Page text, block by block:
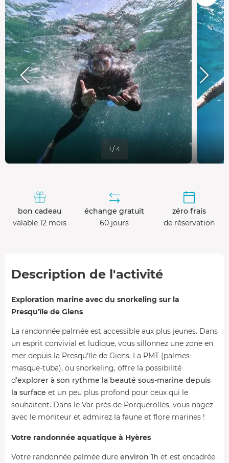
1 / 4
bon cadeau
valable 12 mois
échange gratuit
60 jours
zéro frais
de réservation
Description de l'activité
Exploration marine avec du snorkeling sur la
Presqu'île de Giens
La randonnée palmée est accessible aux plus jeunes. Dans
un esprit convivial et ludique, vous sillonnez une zone en
mer depuis la Presqu'île de Giens. La PMT (palmes-
masque-tuba), ou snorkeling, offre la possibilité
d'explorer à son rythme la beauté sous-marine depuis
la surface et un peu plus profond pour ceux qui le
souhaitent. Dans le Var près de Porquerolles, vous nagez
avec le moniteur et admirez la faune et flore marines !
Votre randonnée aquatique à Hyères
Votre randonnée palmée dure environ 1h et est encadrée